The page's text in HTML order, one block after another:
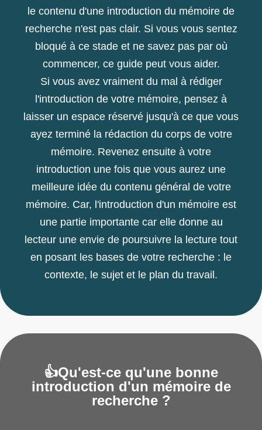
le contenu d'une introduction du mémoire de
recherche n'est pas clair. Si vous vous sentez
bloqué à ce stade et ne savez pas par où
commencer, ce guide peut vous aider.
Si vous avez vraiment du mal à rédiger
l'introduction de votre mémoire, pensez à
laisser un espace réservé jusqu'à ce que vous
ayez terminé la rédaction du corps de votre
mémoire. Revenez ensuite à votre
introduction une fois que vous aurez une
meilleure idée du contenu général de votre
mémoire. Car, l'introduction d'un mémoire est
une partie importante car elle donne au
lecteur une envie de poursuivre la lecture tout
en posant les bases de votre recherche : le
contexte, le sujet et le plan du travail.
👍Qu'est-ce qu'une bonne
introduction d'un mémoire de
recherche ?